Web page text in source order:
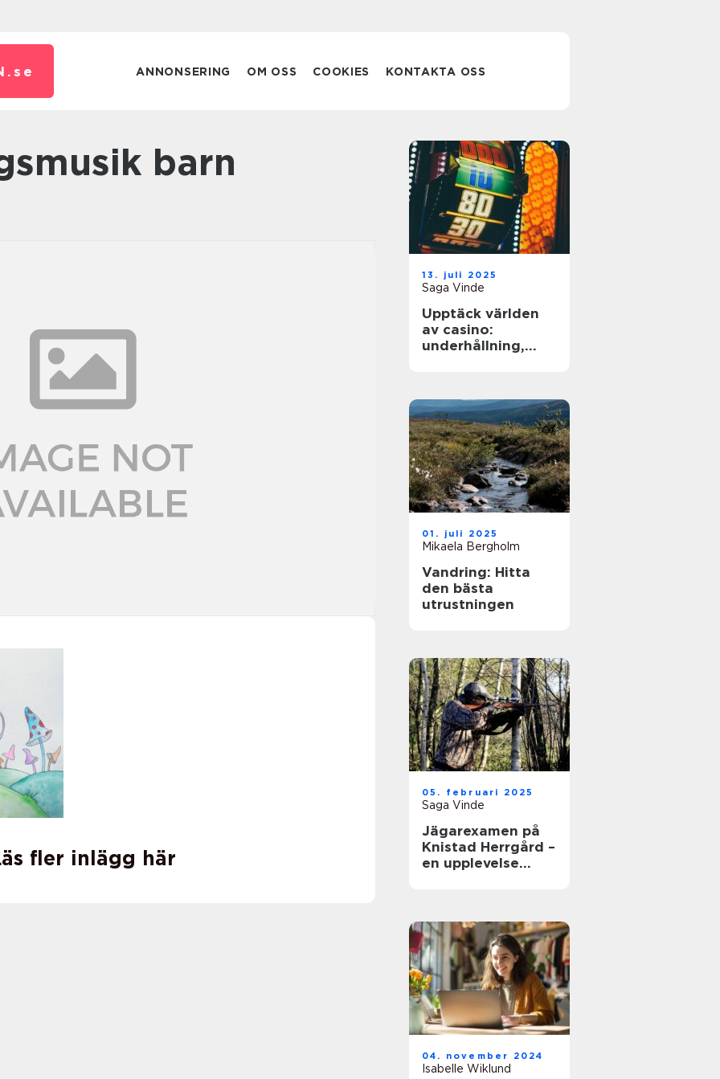
se ANNONSERING OM OSS COOKIES KONTAKTA OSS
barn
fler inlägg här
13. juli 2025
Saga Vinde
Upptäck världen
av casino:
underhållning,
01. juli 2025
Mikaela Bergholm
Vandring: Hitta
den bästa
utrustningen
05. februari 2025
Saga Vinde
Jägarexamen på
Knistad Herrgård –
en upplevelse
04. november 2024
Isabelle Wiklund